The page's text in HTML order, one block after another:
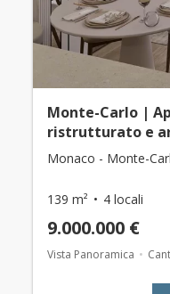
Monte-Carlo |
ristrutturato e
Monaco - Monte-
139 m² 4 locali
9.000.000 €
Vista Panoramica